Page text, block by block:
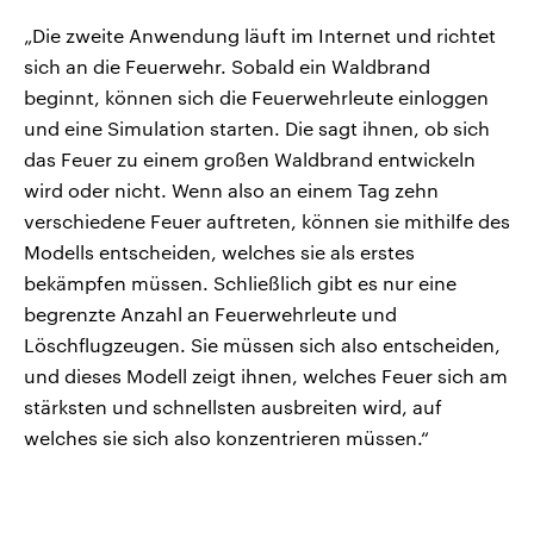
„Die zweite Anwendung läuft im Internet und richtet
sich an die Feuerwehr. Sobald ein Waldbrand
beginnt, können sich die Feuerwehrleute einloggen
und eine Simulation starten. Die sagt ihnen, ob sich
das Feuer zu einem großen Waldbrand entwickeln
wird oder nicht. Wenn also an einem Tag zehn
verschiedene Feuer auftreten, können sie mithilfe des
Modells entscheiden, welches sie als erstes
bekämpfen müssen. Schließlich gibt es nur eine
begrenzte Anzahl an Feuerwehrleute und
Löschflugzeugen. Sie müssen sich also entscheiden,
und dieses Modell zeigt ihnen, welches Feuer sich am
stärksten und schnellsten ausbreiten wird, auf
welches sie sich also konzentrieren müssen.“